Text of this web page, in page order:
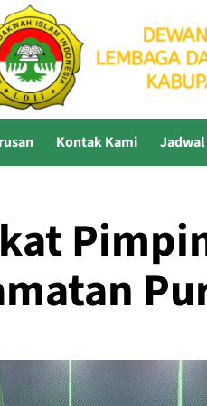
Kontak Kami